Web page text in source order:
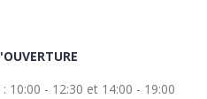
10:00 - 12:30 et 14:00 - 19:00